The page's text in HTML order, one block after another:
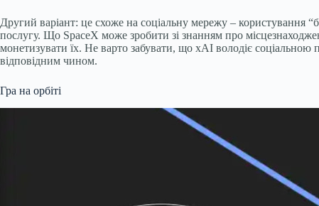
Другий варіант: це схоже на соціальну мережу – користування
послугу. Що SpaceX може зробити зі знанням про
монетизувати їх. Не варто забувати, що xAI володіє
відповідним чином.
Гра на орбіті